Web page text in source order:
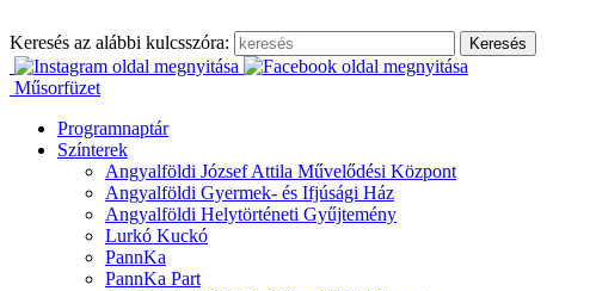
a
tartalomhoz
Keresés az alábbi kulcsszóra:
Műsorfüzet
Programnaptár
Színterek
Angyalföldi József Attila Művelődési Központ
Angyalföldi Gyermek- és Ifjúsági Ház
Angyalföldi Helytörténeti Gyűjtemény
Lurkó Kuckó
PannKa
PannKa Part